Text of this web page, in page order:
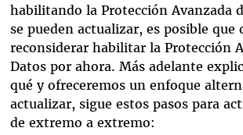
habilitando la Protección Avanzada
se pueden actualizar, es posible que
reconsiderar habilitar la Protección
Datos por ahora. Más adelante
qué y ofreceremos un enfoque
actualizar, sigue estos pasos para
de extremo a extremo: